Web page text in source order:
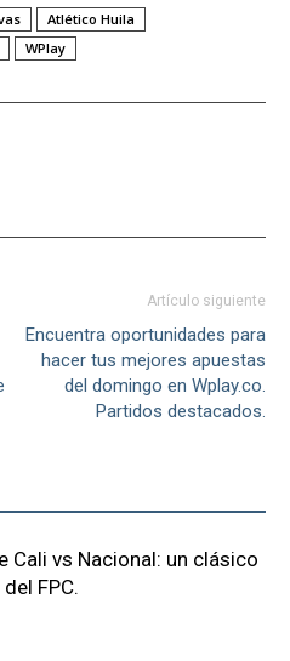
Atlético Huila
WPlay
Artículo siguiente
Encuentra oportunidades para
hacer tus mejores apuestas
del domingo en Wplay.co.
Partidos destacados.
Cali vs Nacional: un clásico
FPC.